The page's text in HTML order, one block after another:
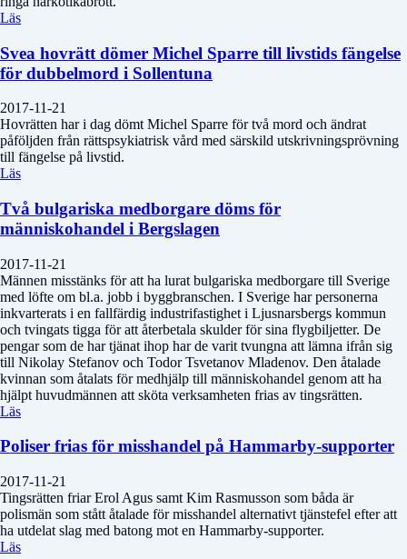
Läs
Svea hovrätt dömer Michel Sparre till livstids fängelse
för dubbelmord i Sollentuna
2017-11-21
Hovrätten har i dag dömt Michel Sparre för två mord och ändrat
påföljden från rättspsykiatrisk vård med särskild utskrivningsprövning
till fängelse på livstid.
Läs
Två bulgariska medborgare döms för
människohandel i Bergslagen
2017-11-21
Männen misstänks för att ha lurat bulgariska medborgare till Sverige
med löfte om bl.a. jobb i byggbranschen. I Sverige har personerna
inkvarterats i en fallfärdig industrifastighet i Ljusnarsbergs kommun
och tvingats tigga för att återbetala skulder för sina flygbiljetter. De
pengar som de har tjänat ihop har de varit tvungna att lämna ifrån sig
till Nikolay Stefanov och Todor Tsvetanov Mladenov. Den åtalade
kvinnan som åtalats för medhjälp till människohandel genom att ha
hjälpt huvudmännen att sköta verksamheten frias av tingsrätten.
Läs
Poliser frias för misshandel på Hammarby-supporter
2017-11-21
Tingsrätten friar Erol Agus samt Kim Rasmusson som båda är
polismän som stått åtalade för misshandel alternativt tjänstefel efter att
ha utdelat slag med batong mot en Hammarby-supporter.
Läs